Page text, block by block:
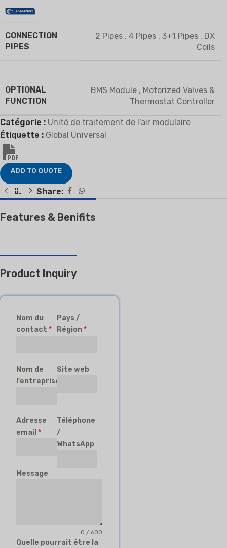
CONNECTION
PIPES
2 Pipes , 4 Pipes , 3+1 Pipes , DX
Coils
OPTIONAL
FUNCTION
BMS Module , Motorized Valves &
Thermostat Controller
Catégorie : Unité de traitement de l'air modulaire
Étiquette : Global Universal
ADD TO QUOTE
Share:
Features & Benifits
Product Inquiry
Nom du
contact *
Pays /
Région*
Nom de
l'entreprise
Site web
Adresse
email *
Téléphone
/
WhatsApp
Message
0 / 600
Quelle pourrait être la